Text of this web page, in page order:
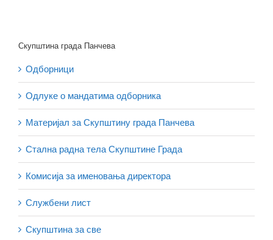
Скупштина града Панчева
Одборници
Одлуке о мандатима одборника
Материјал за Скупштину града Панчева
Стална радна тела Скупштине Града
Комисија за именовања директора
Службени лист
Скупштина за све